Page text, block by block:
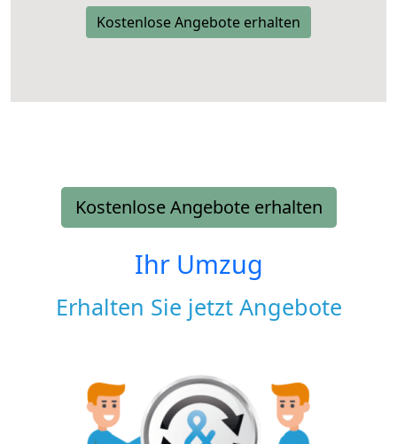
Kostenlose Angebote erhalten
Kostenlose Angebote erhalten
Ihr Umzug
Erhalten Sie jetzt Angebote